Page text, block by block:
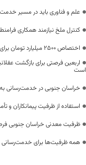
علم و فناوری باید در مسیر
کنترل ملخ نیازمند همکاری
اختصاص 2500 میلیارد تومان برای توسعه راه‌های دوبانده خراسان جنوبی
اربعین فرصتی برای بازگشت
است
خراسان جنوبی در خدمت‌رسانی
استفاده از ظرفیت پیمانکاران و
ظرفیت معدنی خراسان جنوبی
همه ظرفیت‌ها برای خدمت‌رسانی